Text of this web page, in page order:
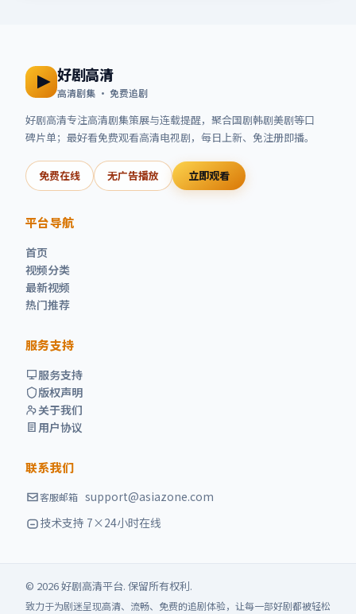
好剧高清
高清剧集 · 免费追剧
好剧高清专注高清剧集策展与连载提醒，聚合国剧韩剧美剧等口
碑片单； 最好看免费观看高清电视剧，每日上新、免注册即播。
免费在线 无广告播放 立即观看
平台导航
首页
视频分类
最新视频
热门推荐
服务支持
服务支持
版权声明
关于我们
用户协议
联系我们
客服邮箱 support@asiazone.com
技术支持 7×24小时在线
© 2026好剧高清平台. 保留所有权利.
致力于为剧迷呈现高清、流畅、免费的追剧体验，让每一部好剧都被轻松